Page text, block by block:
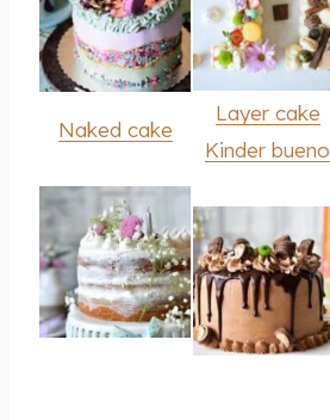
Naked cake
Layer cake
Kinder bueno